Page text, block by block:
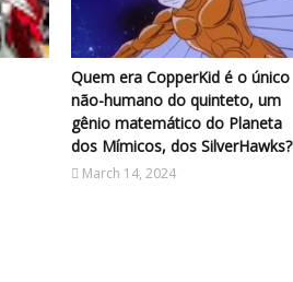
Quem era CopperKid é o único
não-humano do quinteto, um
gênio matemático do Planeta
dos Mímicos, dos SilverHawks?
March 14, 2024